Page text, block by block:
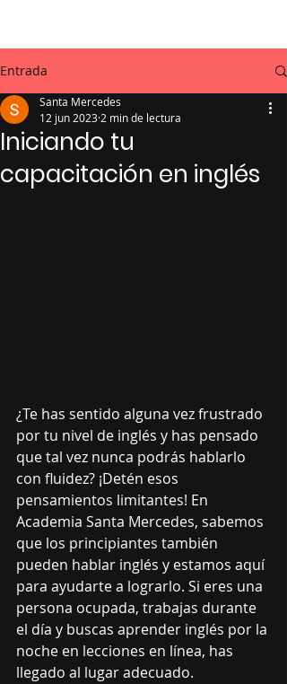
Entrada
Iniciando tu
capacitación en inglés
Santa Mercedes
12 jun 2023 2 min de lectura
¿Te has sentido alguna vez frustrado
por tu nivel de inglés y has pensado
que tal vez nunca podrás hablarlo
con fluidez? ¡Detén esos
pensamientos limitantes! En
Academia Santa Mercedes, sabemos
que los principiantes también
pueden hablar inglés y estamos aquí
para ayudarte a lograrlo. Si eres una
persona ocupada, trabajas durante
el día y buscas aprender inglés por la
noche en lecciones en línea, has
llegado al lugar adecuado.